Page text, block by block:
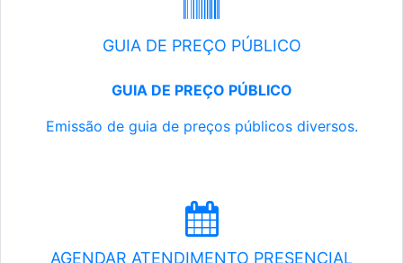
GUIA DE PREÇO PÚBLICO
GUIA DE PREÇO PÚBLICO
Emissão de guia de preços públicos diversos.
AGENDAR ATENDIMENTO PRESENCIAL